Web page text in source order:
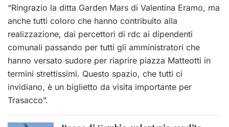
“Ringrazio la ditta Garden Mars di Valentina Eramo, ma
anche tutti coloro che hanno contribuito alla
realizzazione, dai percettori di rdc ai dipendenti
comunali passando per tutti gli amministratori che
hanno versato sudore per riaprire piazza Matteotti in
termini strettissimi. Questo spazio, che tutti ci
invidiano, è un biglietto da visita importante per
Trasacco”.